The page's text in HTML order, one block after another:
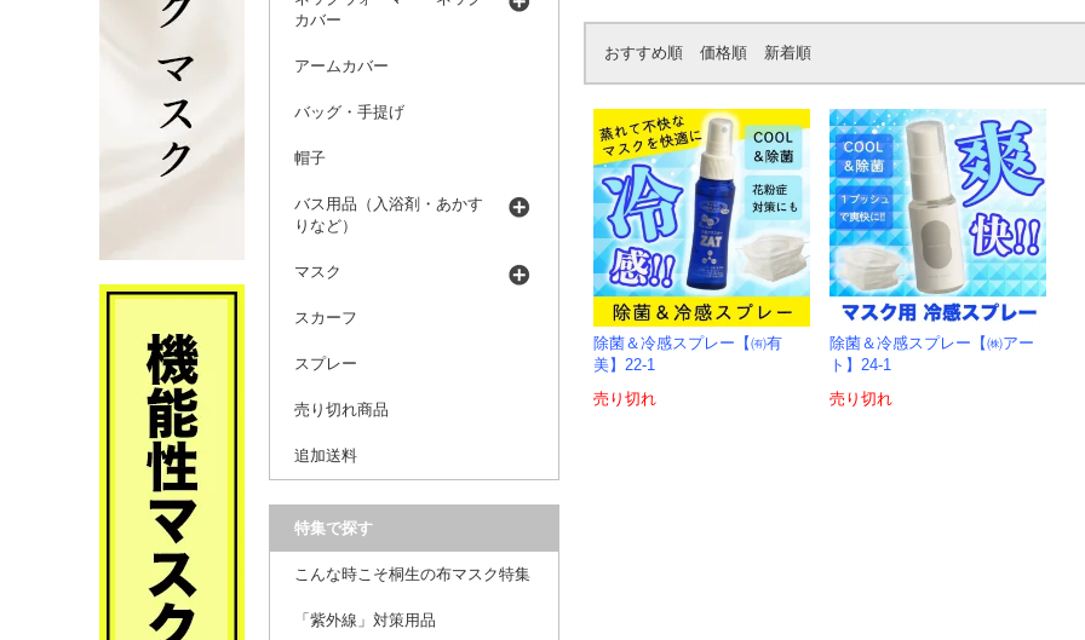
おすすめ順 価格順 新着順
除菌＆冷感スプレー【㈲有
美】22-1
売り切れ
除菌＆冷感スプレー【㈱アー
ト】24-1
売り切れ
カバー
アームカバー
バッグ・手提げ
帽子
バス用品（入浴剤・あかす
りなど）
マスク
スカーフ
スプレー
売り切れ商品
追加送料
特集で探す
こんな時こそ桐生の布マスク特集
「紫外線」対策用品